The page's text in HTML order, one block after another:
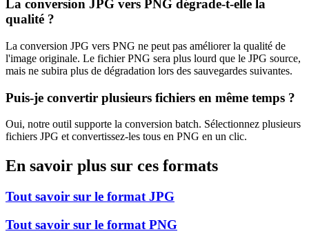
La conversion JPG vers PNG dégrade-t-elle la
qualité ?
La conversion JPG vers PNG ne peut pas améliorer la qualité de
l'image originale. Le fichier PNG sera plus lourd que le JPG source,
mais ne subira plus de dégradation lors des sauvegardes suivantes.
Puis-je convertir plusieurs fichiers en même temps ?
Oui, notre outil supporte la conversion batch. Sélectionnez plusieurs
fichiers JPG et convertissez-les tous en PNG en un clic.
En savoir plus sur ces formats
Tout savoir sur le format JPG
Tout savoir sur le format PNG